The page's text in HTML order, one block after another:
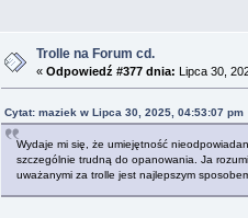
Trolle na Forum cd.
« Odpowiedź #377 dnia: Lipca 30,
Cytat: maziek w Lipca 30, 2025, 04:53:07 pm
Wydaje mi się, że umiejętność
szczególnie trudną do opanowania. Ja
uważanymi za trolle jest najlepszym